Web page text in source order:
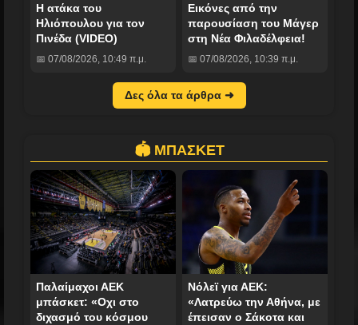
Η ατάκα του
Ηλιόπουλου για τον
Πινέδα (VIDEO)
📅 07/08/2026, 10:49 π.μ.
Εικόνες από την
παρουσίαση του Μάγερ
στη Νέα Φιλαδέλφεια!
📅 07/08/2026, 10:39 π.μ.
Δες όλα τα άρθρα ➜
🏟️ ΜΠΑΣΚΕΤ
Παλαίμαχοι ΑΕΚ
μπάσκετ: «Οχι στο
διχασμό του κόσμου
Νόλεϊ για ΑΕΚ:
«Λατρεύω την Αθήνα, με
έπεισαν ο Σάκοτα και